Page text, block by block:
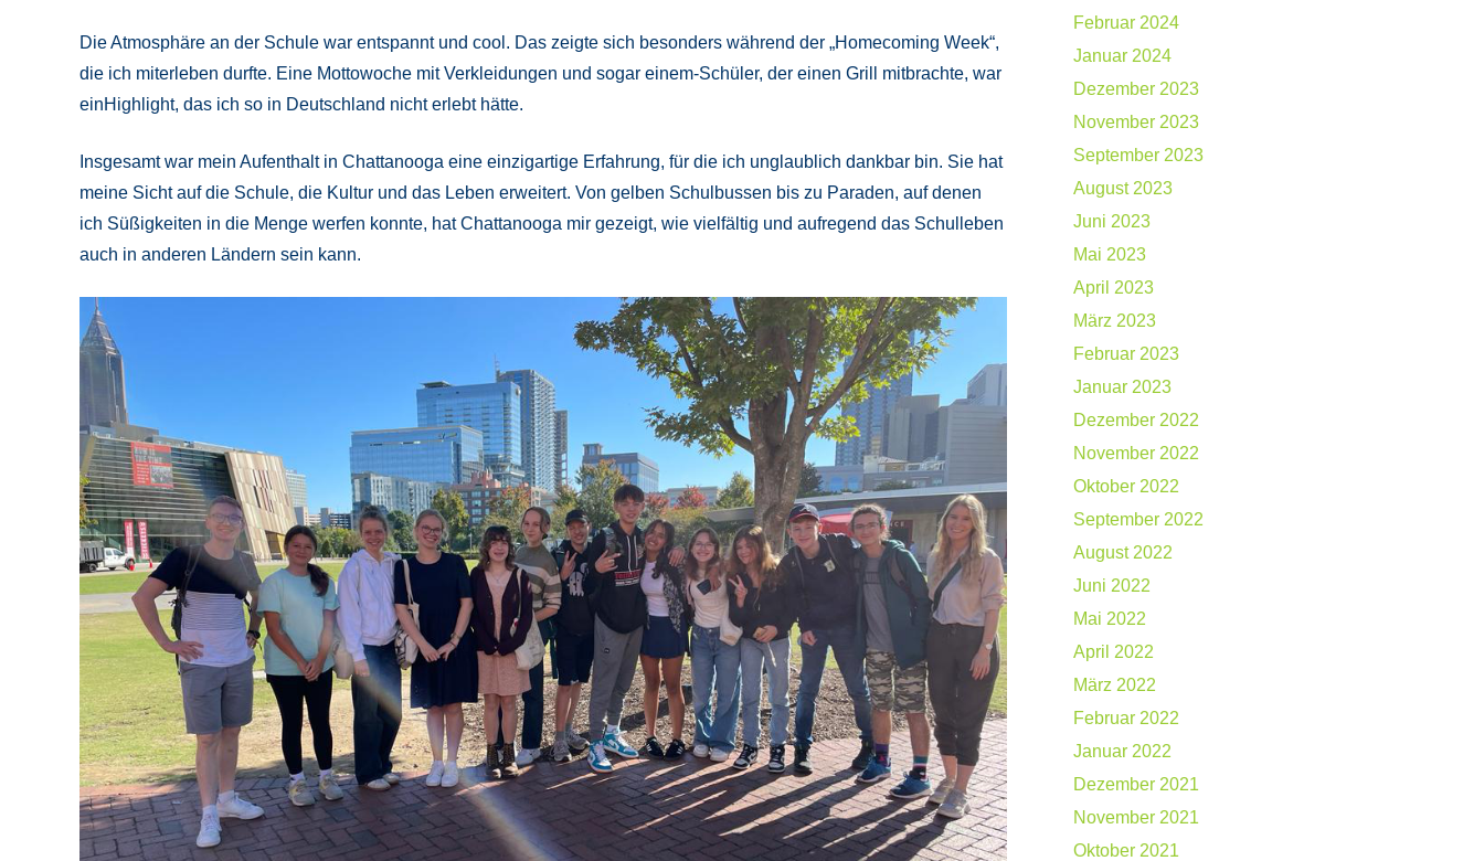
Die Atmosphäre an der Schule war entspannt und cool. Das zeigte sich besonders während der „Homecoming Week“,
die ich miterleben durfte. Eine Mottowoche mit Verkleidungen und sogar einem-Schüler, der einen Grill mitbrachte, war
einHighlight, das ich so in Deutschland nicht erlebt hätte.
Insgesamt war mein Aufenthalt in Chattanooga eine einzigartige Erfahrung, für die ich unglaublich dankbar bin. Sie hat
meine Sicht auf die Schule, die Kultur und das Leben erweitert. Von gelben Schulbussen bis zu Paraden, auf denen
ich Süßigkeiten in die Menge werfen konnte, hat Chattanooga mir gezeigt, wie vielfältig und aufregend das Schulleben
auch in anderen Ländern sein kann.
Februar 2024
Januar 2024
Dezember 2023
November 2023
September 2023
August 2023
Juni 2023
Mai 2023
April 2023
März 2023
Februar 2023
Januar 2023
Dezember 2022
November 2022
Oktober 2022
September 2022
August 2022
Juni 2022
Mai 2022
April 2022
März 2022
Februar 2022
Januar 2022
Dezember 2021
November 2021
Oktober 2021